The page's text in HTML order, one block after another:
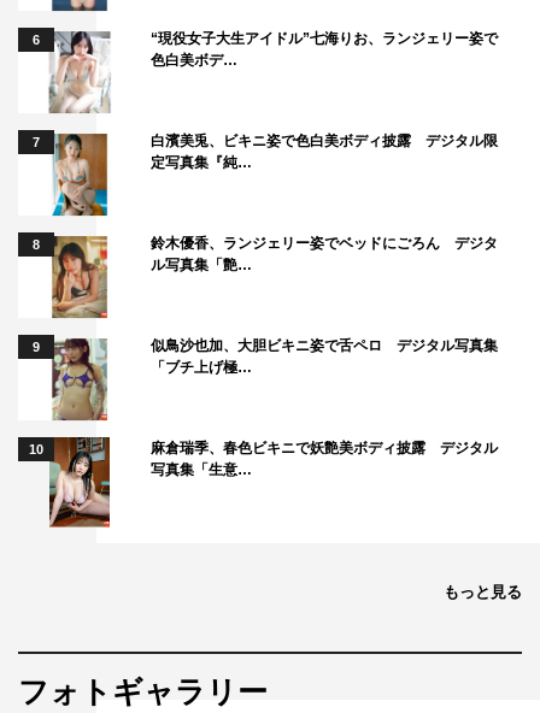
6
“現役女子大生アイドル”七海りお、ランジェリー姿で
色白美ボデ…
7
白濱美兎、ビキニ姿で色白美ボディ披露 デジタル限
定写真集『純…
8
鈴木優香、ランジェリー姿でベッドにごろん デジタ
ル写真集「艶…
9
似鳥沙也加、大胆ビキニ姿で舌ペロ デジタル写真集
「ブチ上げ極…
10
麻倉瑞季、春色ビキニで妖艶美ボディ披露 デジタル
写真集「生意…
もっと見る
フォトギャラリー